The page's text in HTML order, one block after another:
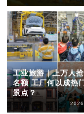
工业旅游｜上万人
名额 工厂何以成热
景点？